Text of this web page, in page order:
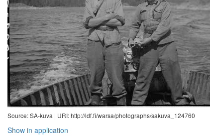
Source: SA-kuva | URI: http://ldf.fi/warsa/photographs/sakuva_124760
Show in application